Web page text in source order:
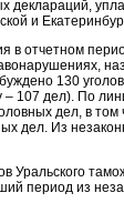
деклараций,
и
в отчетном
130
107 дел). По
дел, в
дел. Из
Уральского
период из